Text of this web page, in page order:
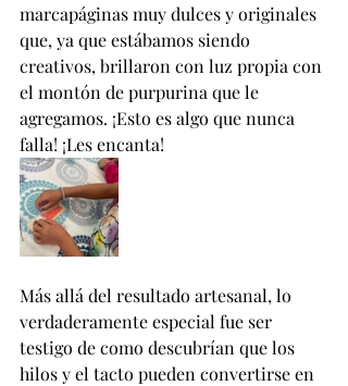
marcapáginas muy dulces y originales
que, ya que estábamos siendo
creativos, brillaron con luz propia con
el montón de purpurina que le
agregamos. ¡Esto es algo que nunca
falla! ¡Les encanta!
Más allá del resultado artesanal, lo
verdaderamente especial fue ser
testigo de como descubrían que los
hilos y el tacto pueden convertirse en